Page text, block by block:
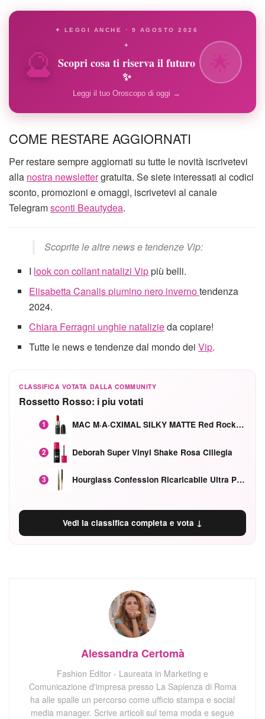
🔮
✦ LEGGI ANCHE · 9 AGOSTO 2026
✦
Scopri cosa ti riserva il futuro
✨
Leggi il tuo Oroscopo di oggi →
COME RESTARE AGGIORNATI
Per restare sempre aggiornati su tutte le novità iscrivetevi
alla nostra newslettergratuita. Se siete interessati ai codici
sconto, promozioni e omaggi, iscrivetevi al canale
Telegramsconti Beautydea.
Scoprite le altre news e tendenze Vip:
I look con collant natalizi Vippiù belli.
Elisabetta Canalis piumino nero invernotendenza
2024.
Chiara Ferragni unghie natalizieda copiare!
Tutte le news e tendenze dal mondo deiVip.
CLASSIFICA VOTATA DALLA COMMUNITY
Rossetto Rosso: i piu votati
1 MAC M·A·CXIMAL SILKY MATTE Red Rock mat
2 Deborah Super Vinyl Shake Rosa Ciliegia
3 Hourglass Confession Ricaricabile Ultra Preciso Ad Alta Intensità Secretly Classic Red
Vedi la classifica completa e vota ↓
Alessandra Certomà
Fashion Editor - Laureata in Marketing e
Comunicazione d'impresa presso La Sapienza di Roma
ha alle spalle un percorso come ufficio stampa e social
media manager. Scrive articoli sul tema moda e segue